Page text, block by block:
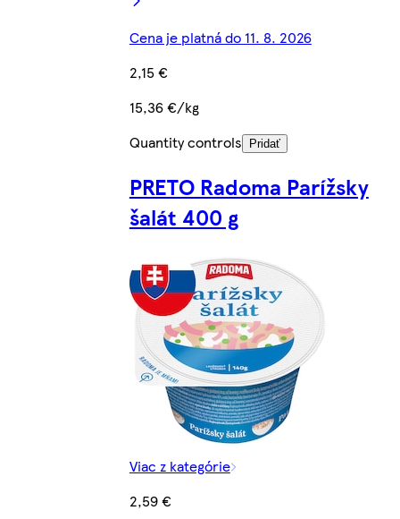
Cena je platná do 11. 8. 2026
2,15 €
15,36 €/kg
Quantity controls
Pridať
PRETO Radoma Parížsky
šalát 400 g
Viac z kategórie
2,59 €